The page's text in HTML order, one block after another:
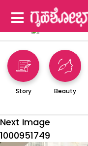
Story Beauty
Next Image
1000951749